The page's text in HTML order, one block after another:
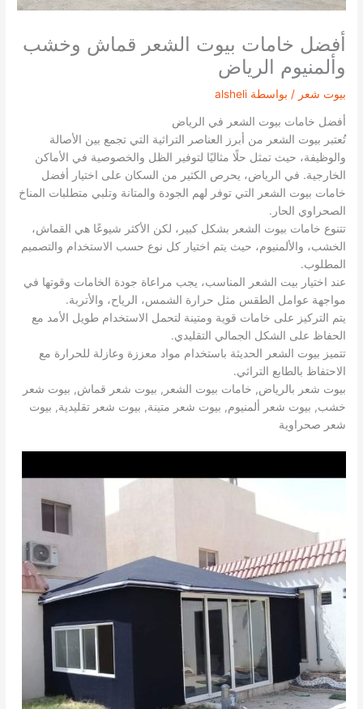
أفضل خامات بيوت الشعر قماش وخشب
وألمنيوم الرياض
بيوت شعر / بواسطة alsheli
أفضل خامات بيوت الشعر في الرياض
تُعتبر بيوت الشعر من أبرز العناصر التراثية التي تجمع بين الأصالة
والوظيفة، حيث تمثل حلًا مثاليًا لتوفير الظل والخصوصية في الأماكن
الخارجية. في الرياض، يحرص الكثير من السكان على اختيار أفضل
خامات بيوت الشعر التي توفر لهم الجودة والمتانة وتلبي متطلبات المناخ
الصحراوي الحار.
تتنوع خامات بيوت الشعر بشكل كبير، لكن الأكثر شيوعًا هي القماش،
الخشب، والألمنيوم، حيث يتم اختيار كل نوع حسب الاستخدام والتصميم
المطلوب.
عند اختيار بيت الشعر المناسب، يجب مراعاة جودة الخامات وقوتها في
مواجهة عوامل الطقس مثل حرارة الشمس، الرياح، والأتربة.
يتم التركيز على خامات قوية ومتينة لتحمل الاستخدام طويل الأمد مع
الحفاظ على الشكل الجمالي التقليدي.
تتميز بيوت الشعر الحديثة باستخدام مواد معززة وعازلة للحرارة مع
الاحتفاظ بالطابع التراثي.
بيوت شعر بالرياض, خامات بيوت الشعر, بيوت شعر قماش, بيوت شعر
خشب, بيوت شعر ألمنيوم, بيوت شعر متينة, بيوت شعر تقليدية, بيوت
شعر صحراوية